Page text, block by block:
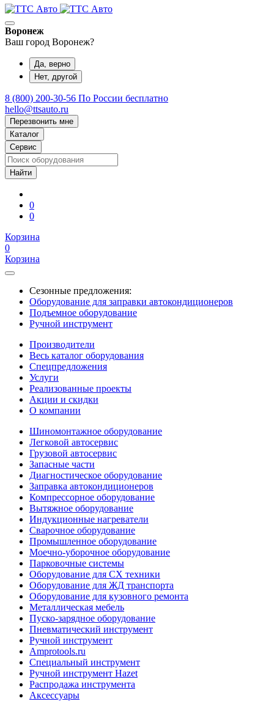
Воронеж
Ваш город Воронеж?
Да, верно
Нет, другой
8 (800) 200-30-56 По России бесплатно
hello@ttsauto.ru
Перезвонить мне
Каталог
Сервис
0
0
Корзина
0
Корзина
Сезонные предложения:
Оборудование для заправки автокондиционеров
Подъемное оборудование
Ручной инструмент
Производители
Весь каталог оборудования
Спецпредложения
Услуги
Реализованные проекты
Акции и скидки
О компании
Шиномонтажное оборудование
Легковой автосервис
Грузовой автосервис
Запасные части
Диагностическое оборудование
Заправка автокондиционеров
Компрессорное оборудование
Вытяжное оборудование
Индукционные нагреватели
Сварочное оборудование
Промышленное оборудование
Моечно-уборочное оборудование
Парковочные системы
Оборудование для СХ техники
Оборудование для ЖД транспорта
Оборудование для кузовного ремонта
Металлическая мебель
Пуско-зарядное оборудование
Пневматический инструмент
Ручной инструмент
Amprotools.ru
Специальный инструмент
Ручной инструмент Hazet
Распродажа инструмента
Аксессуары